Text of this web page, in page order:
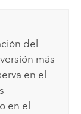
del
más
en el
en el